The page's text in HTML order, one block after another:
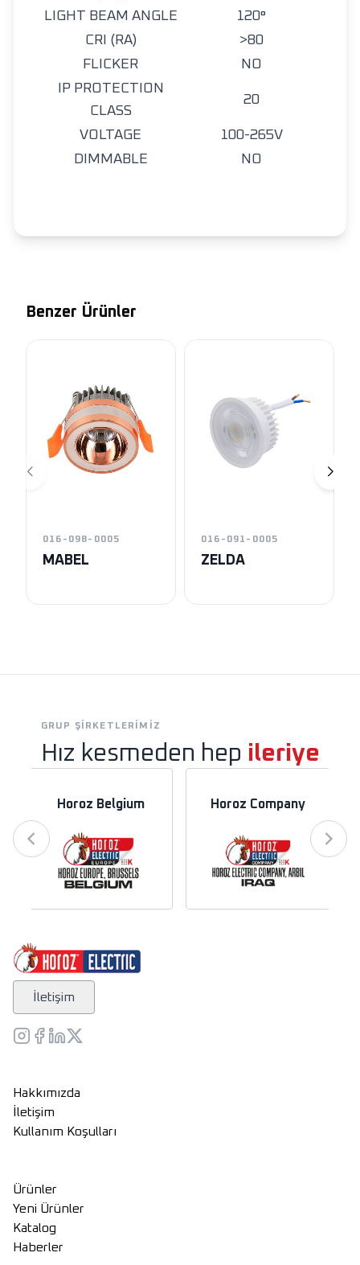
LIGHT BEAM ANGLE
120°
CRI (RA)
>80
FLICKER
NO
IP PROTECTION
CLASS
20
VOLTAGE
100-265V
DIMMABLE
NO
Benzer Ürünler
016-098-0005
MABEL
016-091-0005
ZELDA
GRUP ŞIRKETLERIMIZ
Hız kesmeden hep ileriye
Horoz Belgium Horoz Company
İletişim
Hakkımızda
İletişim
Kullanım Koşulları
Ürünler
Yeni Ürünler
Katalog
Haberler